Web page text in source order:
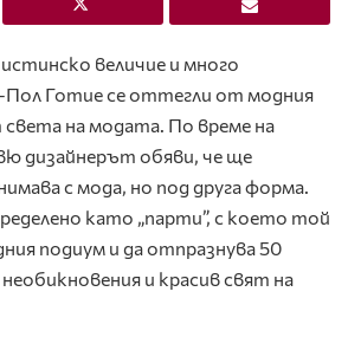
величие и много
Готие се оттегли от модния
на модата. По време на
дизайнерът обяви, че ще
с мода, но под друга форма.
като „парти”, с което той
подиум и да отпразнува 50
и красив свят на